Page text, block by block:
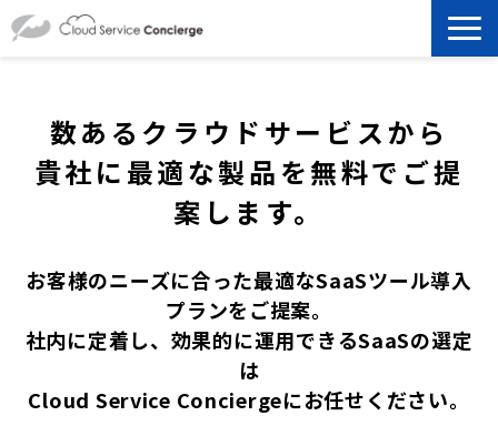
選ばれる理由
お役立ち記事
セミナー
よくあるご質問
数あるクラウドサービスから
貴社に最適な製品を無料でご提
案します。
お客様のニーズに合った最適なSaaSツール導入
プランをご提案。
社内に定着し、効果的に運用できるSaaSの選定
は
Cloud Service Conciergeにお任せください。